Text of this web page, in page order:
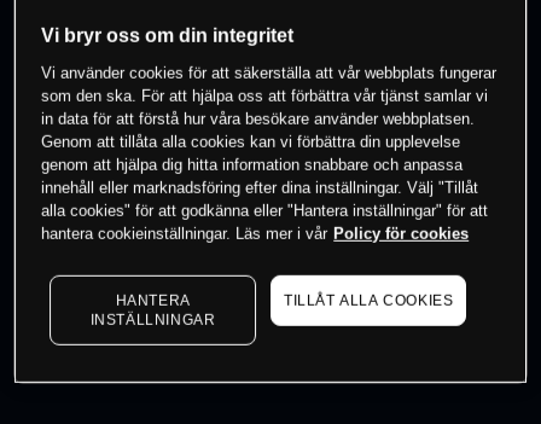
- -
0% av kunderna har enposition i detta
instrument
Börja handla
Vi bryr oss om din integritet
Vi använder cookies för att säkerställa att vår webbplats fungerar
som den ska. För att hjälpa oss att förbättra vår tjänst samlar vi
in data för att förstå hur våra besökare använder webbplatsen.
Genom att tillåta alla cookies kan vi förbättra din upplevelse
genom att hjälpa dig hitta information snabbare och anpassa
innehåll eller marknadsföring efter dina inställningar. Välj "Tillåt
alla cookies" för att godkänna eller "Hantera inställningar" för att
hantera cookieinställningar. Läs mer i vår Policy för cookies
HANTERA
INSTÄLLNINGAR
TILLÅT ALLA COOKIES